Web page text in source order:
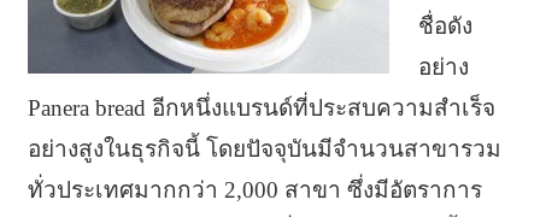
ชื่อดัง
อย่าง
Panera bread อีกหนึ่งแบรนด์ที่ประสบความสำเร็จ
อย่างสูงในธุรกิจนี้ โดยปัจจุบันมีจำนวนสาขารวม
ทั่วประเทศมากกว่า 2,000 สาขา ซึ่งมีอัตราการ